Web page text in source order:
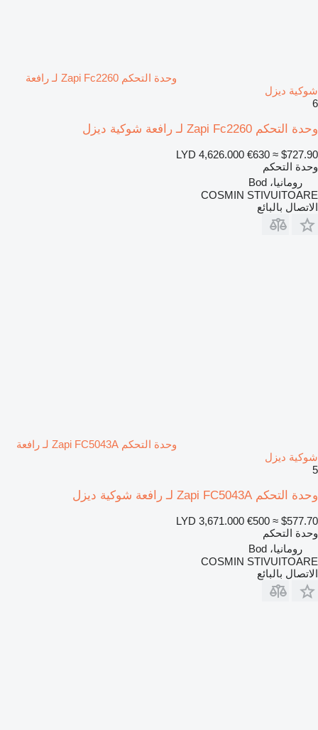
وحدة التحكم Zapi Fc2260 لـ رافعة
شوكية ديزل
6
وحدة التحكم Zapi Fc2260 لـ رافعة شوكية ديزل
LYD 4,626.000 €630 ≈ $727.90
وحدة التحكم
رومانيا، Bod
COSMIN STIVUITOARE
الاتصال بالبائع
وحدة التحكم Zapi FC5043A لـ رافعة
شوكية ديزل
5
وحدة التحكم Zapi FC5043A لـ رافعة شوكية ديزل
LYD 3,671.000 €500 ≈ $577.70
وحدة التحكم
رومانيا، Bod
COSMIN STIVUITOARE
الاتصال بالبائع